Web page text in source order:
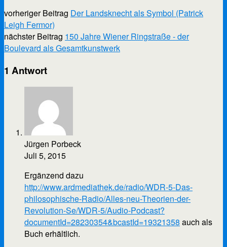
vorheriger Beitrag Der Landsknecht als Symbol (Patrick
Leigh Fermor)
nächster Beitrag 150 Jahre Wiener Ringstraße - der
Boulevard als Gesamtkunstwerk
1 Antwort
Jürgen Porbeck
Juli 5, 2015
Ergänzend dazu
http://www.ardmediathek.de/radio/WDR-5-Das-
philosophische-Radio/Alles-neu-Theorien-der-
Revolution-Se/WDR-5/Audio-Podcast?
documentId=28230354&bcastId=19321358 auch als
Buch erhältlich.